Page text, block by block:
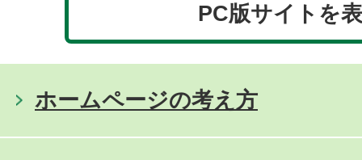
PC版サイトを
ホームページの考え方